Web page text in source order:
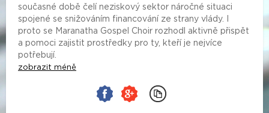
současné době čelí neziskový sektor náročné situaci
spojené se snižováním financování ze strany vlády. I
proto se Maranatha Gospel Choir rozhodl aktivně přispět
a pomoci zajistit prostředky pro ty, kteří je nejvíce
potřebují.
zobrazit méně